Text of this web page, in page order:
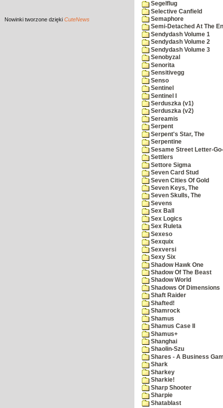
Nowinki tworzone dzięki CuteNews
Segelflug
Selective Canfield
Semaphore
Semi-Detached At The
Sendydash Volume 1
Sendydash Volume 2
Sendydash Volume 3
Senobyzal
Senorita
Sensitivegg
Senso
Sentinel
Sentinel I
Serduszka (v1)
Serduszka (v2)
Sereamis
Serpent
Serpent's Star, The
Serpentine
Sesame Street Letter-
Settlers
Settore Sigma
Seven Card Stud
Seven Cities Of Gold
Seven Keys, The
Seven Skulls, The
Sevens
Sex Ball
Sex Logics
Sex Ruleta
Sexeso
Sexquix
Sexversi
Sexy Six
Shadow Hawk One
Shadow Of The Beast
Shadow World
Shadows Of Dimensions
Shaft Raider
Shafted!
Shamrock
Shamus
Shamus Case II
Shamus+
Shanghai
Shaolin-Szu
Shares - A Business
Shark
Sharkey
Sharkie!
Sharp Shooter
Sharpie
Shatablast